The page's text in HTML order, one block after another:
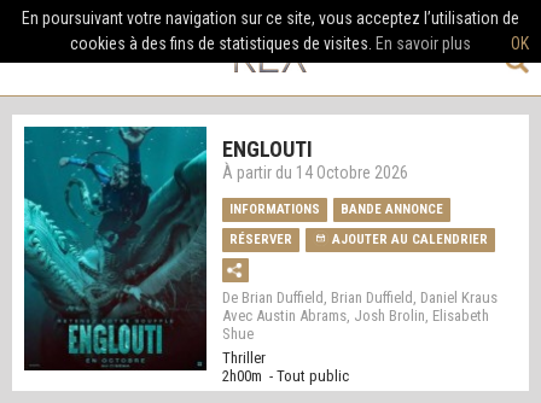
ENGLOUTI
À partir du 14 Octobre 2026
INFORMATIONS
BANDE ANNONCE
RÉSERVER
AJOUTER AU CALENDRIER
De Brian Duffield, Brian Duffield, Daniel Kraus
Avec Austin Abrams, Josh Brolin, Elisabeth
Shue
Thriller
2h00m - Tout public
OK
En poursuivant votre navigation sur ce site, vous acceptez l’utilisation de
cookies à des fins de statistiques de visites. En savoir plus